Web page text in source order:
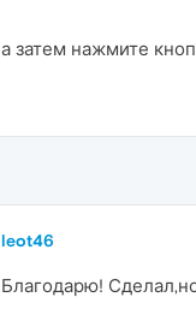
а затем нажмите
leot46
Благодарю!